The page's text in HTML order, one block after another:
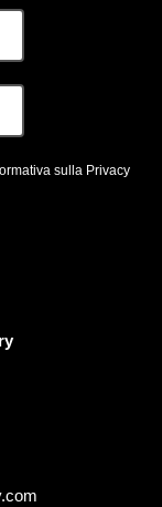
sulla Privacy